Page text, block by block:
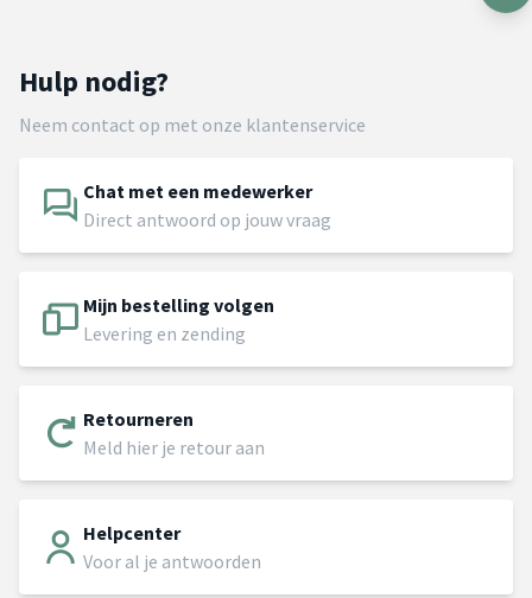
Hulp nodig?
Neem contact op met onze klantenservice
Chat met een medewerker
Direct antwoord op jouw vraag
Mijn bestelling volgen
Levering en zending
Retourneren
Meld hier je retour aan
Helpcenter
Voor al je antwoorden